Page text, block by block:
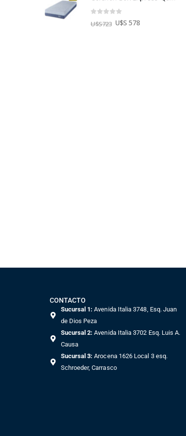
U$S723 U$S 578
CONTACTO
Sucursal 1: Avenida Italia 3748, Esq. Juan
de Dios Peza
Sucursal 2: Avenida Italia 3702 Esq. Luis A.
Causa
Sucursal 3: Arocena 1626 Local 3 esq.
Schroeder, Carrasco